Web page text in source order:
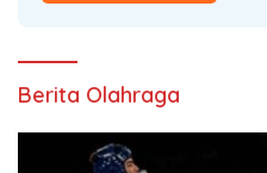
Berita Olahraga